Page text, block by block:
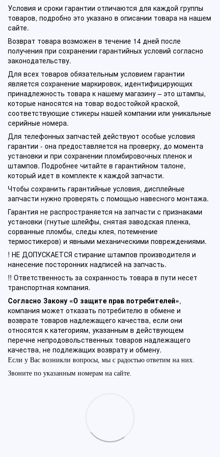
Условия и сроки гарантии отличаются для каждой группы
товаров, подробно это указано в описании товара на нашем
сайте.
Возврат товара возможен в течение 14 дней после
получения при сохранении гарантийных условий согласно
законодательству.
Для всех товаров обязательным условием гарантии
является сохранение маркировок, идентифицирующих
принадлежность товара к нашему магазину – это штампы,
которые наносятся на товар водостойкой краской,
соответствующие стикеры нашей компании или уникальные
серийные номера.
Для телефонных запчастей действуют особые условия
гарантии - она предоставляется на проверку, до момента
установки и при сохранении пломбировочных пленок и
штампов. Подробнее читайте в гарантийном талоне,
который идет в комплекте к каждой запчасти.
Чтобы сохранить гарантийные условия, дисплейные
запчасти нужно проверять с помощью навесного монтажа.
Гарантия не распространяется на запчасти с признаками
установки (гнутые шлейфы, снятая заводская пленка,
сорванные пломбы, следы клея, потемнение
термостикеров) и явными механическими повреждениями.
! НЕ ДОПУСКАЕТСЯ стирание штампов производителя и
нанесение посторонних надписей на запчасть.
!! Ответственность за сохранность товара в пути несет
транспортная компания.
Согласно Закону «О защите прав потребителей»,
компания может отказать потребителю в обмене и
возврате товаров надлежащего качества, если они
относятся к категориям, указанным в действующем
перечне непродовольственных товаров надлежащего
качества, не подлежащих возврату и обмену.
Если у Вас возникли вопросы, мы с радостью ответим на них.
Звоните по указанным номерам на сайте.